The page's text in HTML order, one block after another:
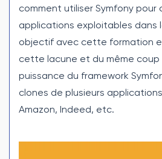
comment utiliser Symfony pour
applications exploitables dans
objectif avec cette formation
cette lacune et du même
puissance du framework
clones de plusieurs
Amazon, Indeed, etc.